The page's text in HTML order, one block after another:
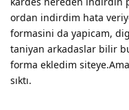
ordan indirdim hata
formasini da yapicam,
taniyan arkadaslar bilir
forma ekledim
sıktı.